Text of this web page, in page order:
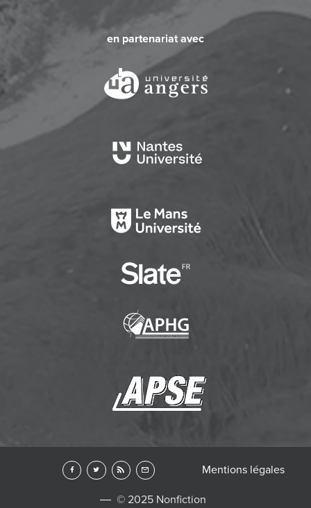
en partenariat avec
© 2025 Nonfiction
Mentions légales